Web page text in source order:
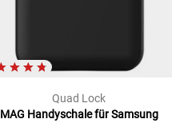
Quad Lock
MAG Handyschale für Samsung